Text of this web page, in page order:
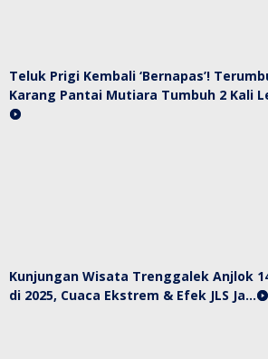
Teluk Prigi Kembali ‘Bernapas’!
Karang Pantai Mutiara Tumbuh 2 Kali
Kunjungan Wisata Trenggalek Anjlok
di 2025, Cuaca Ekstrem & Efek JLS Ja…